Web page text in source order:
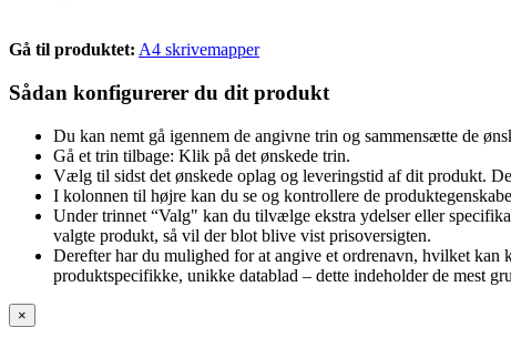
Gå til produktet: A4 skrivemapper
Sådan konfigurerer du dit produkt
Du kan nemt gå igennem de angivne trin og sammensætte de
Gå et trin tilbage: Klik på det ønskede trin.
Vælg til sidst det ønskede oplag og leveringstid af dit produkt.
I kolonnen til højre kan du se og kontrollere de
Under trinnet “Valg" kan du tilvælge ekstra ydelser eller
valgte produkt, så vil der blot blive vist prisoversigten.
Derefter har du mulighed for at angive et ordrenavn, hvilket
produktspecifikke, unikke datablad – dette indeholder de mest
×